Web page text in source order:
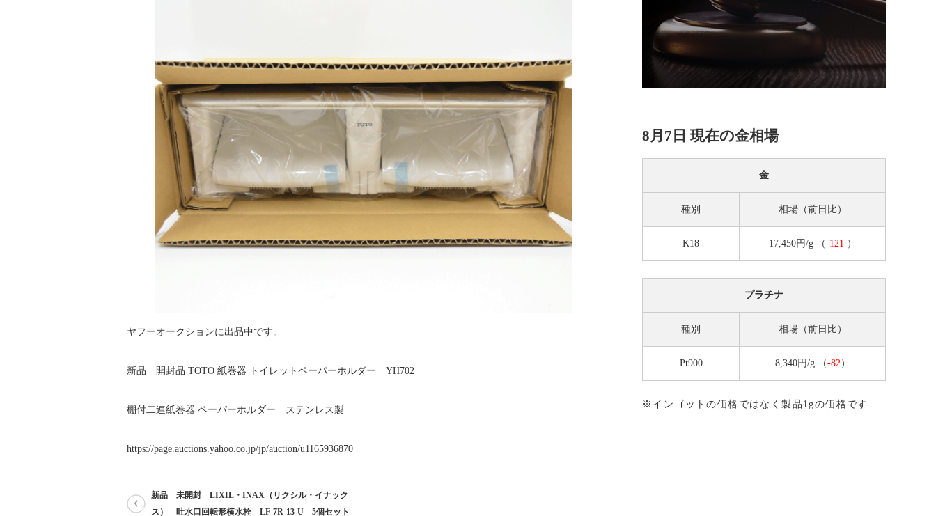
ヤフーオークションに出品中です。
新品 開封品 TOTO 紙巻器 トイレットペーパーホルダー YH702
棚付二連紙巻器 ペーパーホルダー ステンレス製
https://page.auctions.yahoo.co.jp/jp/auction/u1165936870
新品 未開封 LIXIL・INAX（リクシル・イナック
ス） 吐水口回転形横水栓 LF-7R-13-U 5個セット
8月7日 現在の金相場
金
種別 相場（前日比）
K18 17,450円/g （-121 ）
プラチナ
種別 相場（前日比）
Pt900 8,340円/g （-82 ）
※インゴットの価格ではなく製品1gの価格です